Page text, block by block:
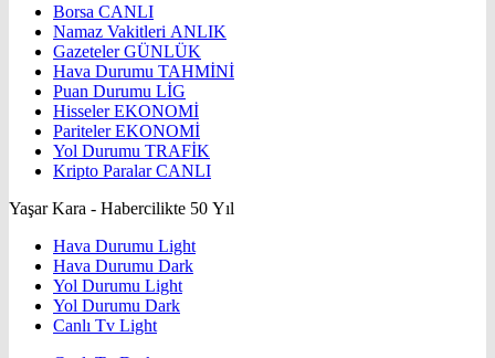
Borsa CANLI
Namaz Vakitleri ANLIK
GazetelerGÜNLÜK
Hava Durumu TAHMİNİ
Puan Durumu LİG
HisselerEKONOMİ
ParitelerEKONOMİ
Yol Durumu TRAFİK
Kripto ParalarCANLI
Yaşar Kara - Habercilikte 50 Yıl
Hava Durumu Light
Hava Durumu Dark
Yol Durumu Light
Yol Durumu Dark
Canlı Tv Light